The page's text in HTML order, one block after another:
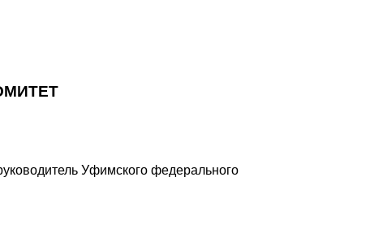
Уфимского федерального